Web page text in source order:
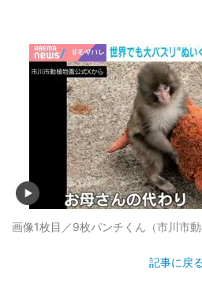
画像1枚目／9枚パンチくん（市川市
記事に戻